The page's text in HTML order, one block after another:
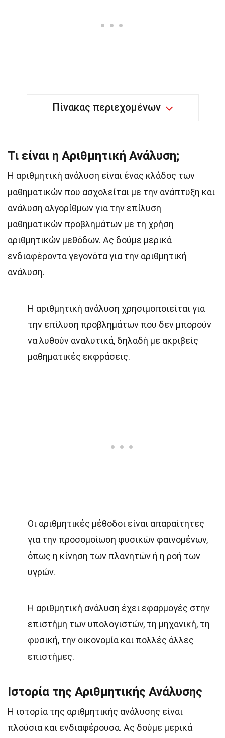
Πίνακας περιεχομένων
Τι είναι η Αριθμητική Ανάλυση;
Η αριθμητική ανάλυση είναι ένας κλάδος των
μαθηματικών που ασχολείται με την ανάπτυξη και
ανάλυση αλγορίθμων για την επίλυση
μαθηματικών προβλημάτων με τη χρήση
αριθμητικών μεθόδων. Ας δούμε μερικά
ενδιαφέροντα γεγονότα για την αριθμητική
ανάλυση.
Η αριθμητική ανάλυση χρησιμοποιείται για
την επίλυση προβλημάτων που δεν μπορούν
να λυθούν αναλυτικά, δηλαδή με ακριβείς
μαθηματικές εκφράσεις.
Οι αριθμητικές μέθοδοι είναι απαραίτητες
για την προσομοίωση φυσικών φαινομένων,
όπως η κίνηση των πλανητών ή η ροή των
υγρών.
Η αριθμητική ανάλυση έχει εφαρμογές στην
επιστήμη των υπολογιστών, τη μηχανική, τη
φυσική, την οικονομία και πολλές άλλες
επιστήμες.
Ιστορία της Αριθμητικής Ανάλυσης
Η ιστορία της αριθμητικής ανάλυσης είναι
πλούσια και ενδιαφέρουσα. Ας δούμε μερικά